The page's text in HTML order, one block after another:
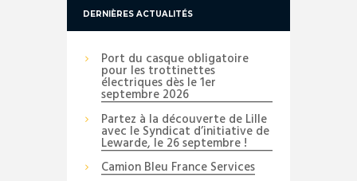
DERNIÈRES ACTUALITÉS
Port du casque obligatoire
pour les trottinettes
électriques dès le 1er
septembre 2026
Partez à la découverte de Lille
avec le Syndicat d’initiative de
Lewarde, le 26 septembre !
Camion Bleu France Services